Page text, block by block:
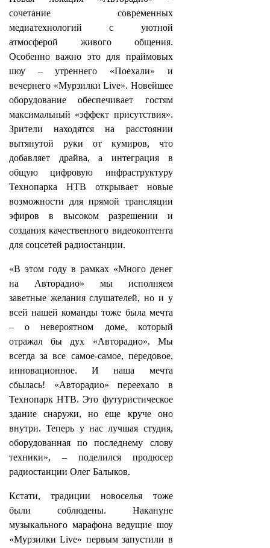
сочетание современных
медиатехнологий с уютной
атмосферой живого общения.
Особенно важно это для праймовых
шоу – утреннего «Поехали» и
вечернего «Мурзилки Live». Новейшее
оборудование обеспечивает гостям
максимальный «эффект присутствия».
Зрители находятся на расстоянии
вытянутой руки от кумиров, что
добавляет драйва, а интеграция в
общую цифровую инфраструктуру
Технопарка НТВ открывает новые
возможности для прямой трансляции
эфиров в высоком разрешении и
создания качественного видеоконтента
для соцсетей радиостанции.
«В этом году в рамках «Много денег
на Авторадио» мы исполняем
заветные желания слушателей, но и у
всей нашей команды тоже была мечта
– о невероятном доме, который
отражал бы дух «Авторадио». Мы
всегда за все самое-самое, передовое,
инновационное. И наша мечта
сбылась! «Авторадио» переехало в
Технопарк НТВ. Это футуристическое
здание снаружи, но еще круче оно
внутри. Теперь у нас лучшая студия,
оборудованная по последнему слову
техники», – поделился продюсер
радиостанции Олег Балыков.
Кстати, традиции новоселья тоже
были соблюдены. Накануне
музыкального марафона ведущие шоу
«Мурзилки Live» первым запустили в